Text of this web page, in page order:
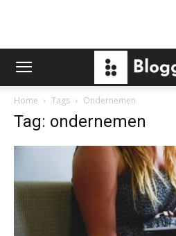
Home Tags Ondernemen
Tag: ondernemen